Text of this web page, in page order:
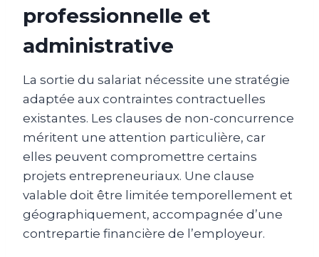
professionnelle et
administrative
La sortie du salariat nécessite une stratégie
adaptée aux contraintes contractuelles
existantes. Les clauses de non-concurrence
méritent une attention particulière, car
elles peuvent compromettre certains
projets entrepreneuriaux. Une clause
valable doit être limitée temporellement et
géographiquement, accompagnée d’une
contrepartie financière de l’employeur.